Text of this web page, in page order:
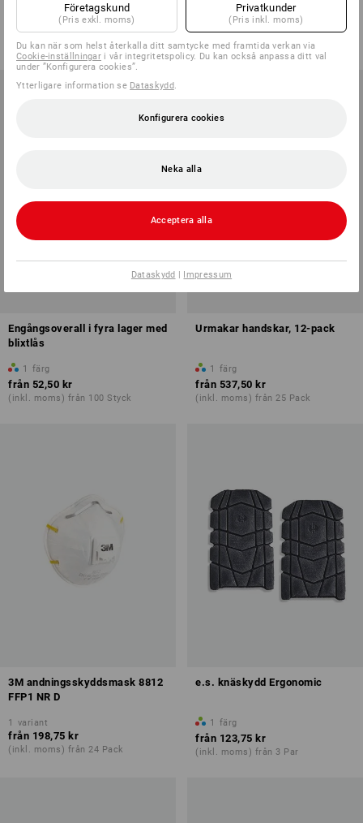
från 211,25 kr
(inkl. moms) från 10 Styck
variant
673,75 kr
(inkl. moms) från 24 Pack
Engångsoverall i fyra lager med
blixtlås
1 färg
från 52,50 kr
(inkl. moms) från 100 Styck
Urmakar handskar, 12-pack
1 färg
från 537,50 kr
(inkl. moms) från 25 Pack
3M andningsskyddsmask 8812
FFP1 NR D
1 variant
från 198,75 kr
(inkl. moms) från 24 Pack
e.s. knäskydd Ergonomic
1 färg
från 123,75 kr
(inkl. moms) från 3 Par
Företagskund
(Pris exkl. moms)
Privatkunder
(Pris inkl. moms)
Du kan när som helst återkalla ditt samtycke med framtida verkan via
Cookie-inställningar i vår integritetspolicy. Du kan också anpassa ditt val
under ”Konfigurera cookies”.
Ytterligare information se Dataskydd.
Konfigurera cookies
Neka alla
Acceptera alla
Dataskydd | Impressum